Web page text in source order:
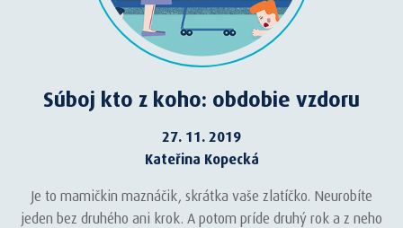
Súboj kto z koho: obdobie vzdoru
27. 11. 2019
Kateřina Kopecká
Je to mamičkin maznáčik, skrátka vaše zlatíčko. Neurobíte
jeden bez druhého ani krok. A potom príde druhý rok a z neho